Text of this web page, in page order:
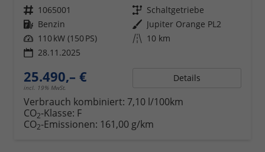
Fahrzeugnr. 1065001 Getriebe Schaltgetriebe
Kraftstoff Benzin Außenfarbe Jupiter Orange PL2
Leistung 110 kW (150 PS) Kilometerstand 10 km
28.11.2025
25.490,– €
incl. 19% MwSt.
Details
Verbrauch kombiniert: 7,10 l/100km
CO2-Klasse: F
CO2-Emissionen: 161,00 g/km